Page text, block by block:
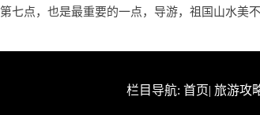
第七点，也是最重要的一点，导游，祖国山水美
栏目导航: 首页| 旅游攻